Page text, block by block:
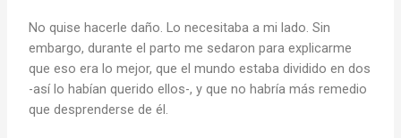
No quise hacerle daño. Lo necesitaba a mi lado. Sin
embargo, durante el parto me sedaron para explicarme
que eso era lo mejor, que el mundo estaba dividido en dos
-así lo habían querido ellos-, y que no habría más remedio
que desprenderse de él.